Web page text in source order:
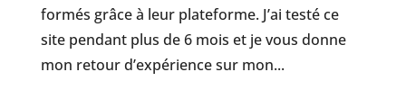
formés grâce à leur plateforme. J’ai testé ce
site pendant plus de 6 mois et je vous donne
mon retour d’expérience sur mon...